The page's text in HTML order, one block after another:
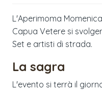
L'Aperimoma
Capua Vetere si
Set e artisti di strada.
La sagra
L'evento si terrà il